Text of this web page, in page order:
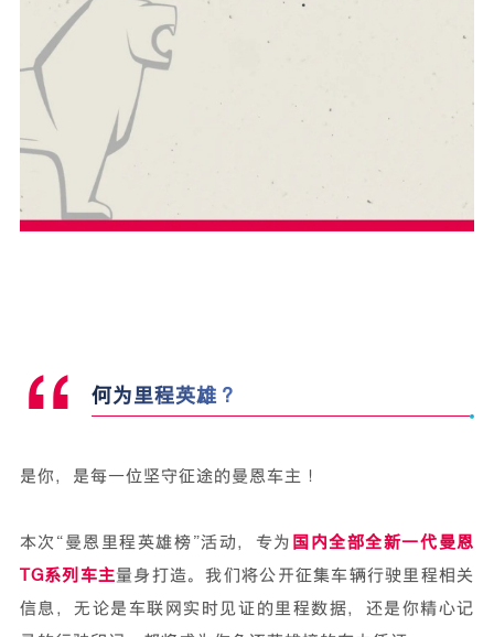
“ 何为里程英雄？
是你，是每一位坚守征途的曼恩车主！
本次“曼恩里程英雄榜”活动，专为 国内全部全新一代曼恩
TG系列车主量身打造。我们将公开征集车辆行驶里程相关
信息，无论是车联网实时见证的里程数据，还是你精心记